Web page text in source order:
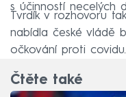
s účinností necelých
Tvrdík v rozhovoru
nabídla české vládě
očkování proti covidu.
Čtěte také